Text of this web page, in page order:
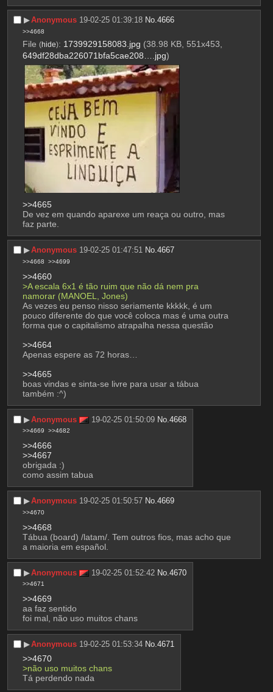
▶︎Anonymous 19-02-25 01:39:18 No.4666
>>4668
File (hide): 1739929158083.jpg (38.98 KB, 551x453,
649df28dba226071bfa5cae208….jpg)
>>4665
De vez em quando aparexe um reaça ou outro, mas
faz parte.
▶︎Anonymous 19-02-25 01:47:51 No.4667
>>4668 >>4699
>>4660
>A escala 6x1 é tão ruim que não dá nem pra
namorar (MANOEL, Jones)
As vezes eu penso nisso seriamente kkkkk, é um
pouco diferente do que você coloca mas é uma outra
forma que o capitalismo atrapalha nessa questão
>>4664
Apenas espere as 72 horas…
>>4665
boas vindas e sinta-se livre para usar a tábua
também :^)
▶︎Anonymous 19-02-25 01:50:09 No.4668
>>4669 >>4682
>>4666
>>4667
obrigada :)
como assim tabua
▶︎Anonymous 19-02-25 01:50:57 No.4669
>>4670
>>4668
Tábua (board) /latam/. Tem outros fios, mas acho que
a maioria em español.
▶︎Anonymous 19-02-25 01:52:42 No.4670
>>4671
>>4669
aa faz sentido
foi mal, não uso muitos chans
▶︎Anonymous 19-02-25 01:53:34 No.4671
>>4670
>não uso muitos chans
Tá perdendo nada